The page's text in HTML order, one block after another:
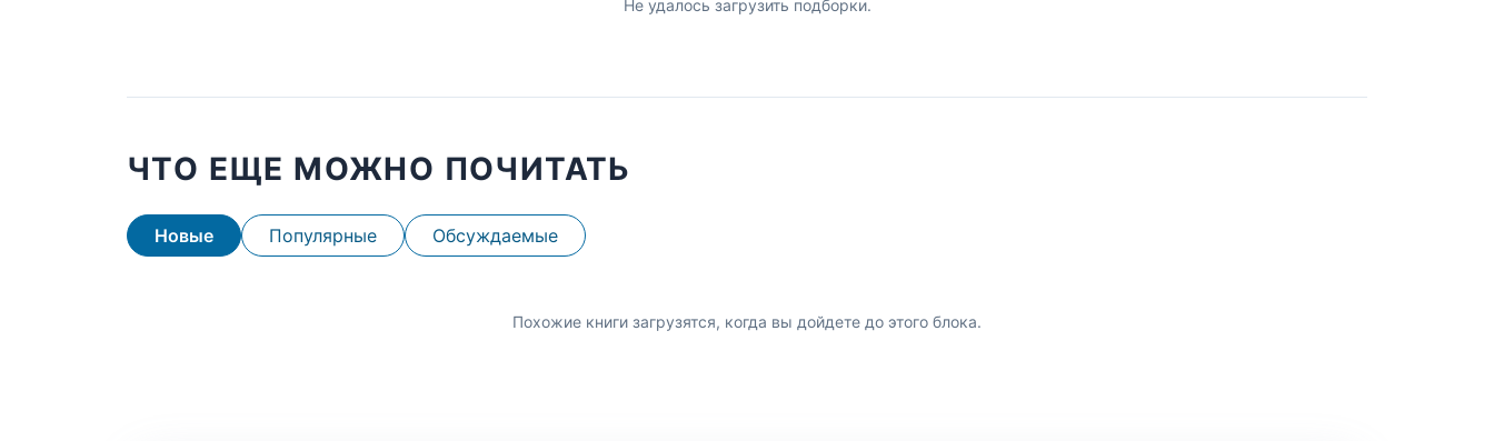
Не удалось загрузить подборки.
ЧТО ЕЩЕ МОЖНО ПОЧИТАТЬ
Новые Популярные Обсуждаемые
Похожие книги загрузятся, когда вы дойдете до этого блока.